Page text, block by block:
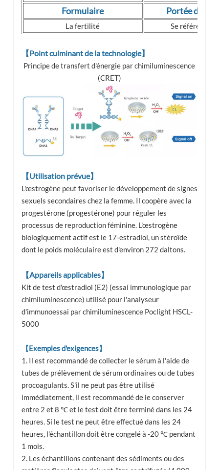
Formulaire Portée de
La fertilité Se référer au
【Point culminant de la technologie】
Principe de transfert d'énergie par chimiluminescence
(CRET)
【Utilisation prévue】
L'œstrogène peut favoriser le développement de signes
sexuels secondaires chez la femme. Il coopère avec la
progestérone (progestérone) pour réguler les
processus de reproduction féminine. L'œstrogène
biologiquement actif est le 17-estradiol, un stéroïde
dont le poids moléculaire est d'environ 272 daltons.
【Appareils applicables】
Kit de test d'œstradiol (E2) (essai immunologique par
chimiluminescence) utilisé pour l'analyseur
d'immunoessai par chimiluminescence Poclight HSCL-
5000
【Exemples d'exigences】
1. Il est recommandé de collecter le sérum à l'aide de
tubes de prélèvement de sérum ordinaires ou de tubes
procoagulants. S'il ne peut pas être utilisé
immédiatement, il est recommandé de le conserver
entre 2 et 8 ℃ et le test doit être terminé dans les 24
heures. Si le test ne peut être effectué dans les 24
heures, l'échantillon doit être congelé à -20 ℃ pendant
1 mois.
2. Les échantillons contenant des sédiments ou des